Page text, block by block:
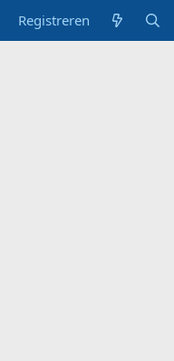
Registreren